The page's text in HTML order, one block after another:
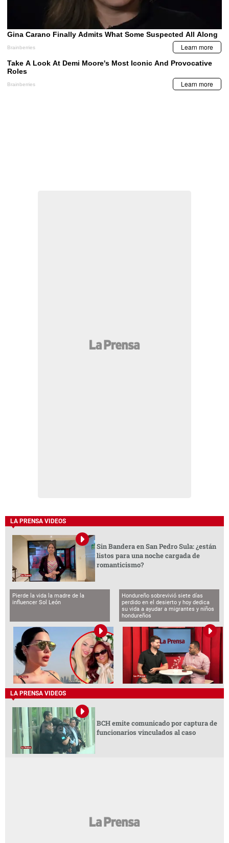
LA PRENSA VIDEOS
Sin Bandera en San Pedro Sula: ¿están
listos para una noche cargada de
romanticismo?
Pierde la vida la madre de la
influencer Sol León
Hondureño sobrevivió siete días
perdido en el desierto y hoy dedica
su vida a ayudar a migrantes y niños
hondureños
LA PRENSA VIDEOS
BCH emite comunicado por captura de
funcionarios vinculados al caso